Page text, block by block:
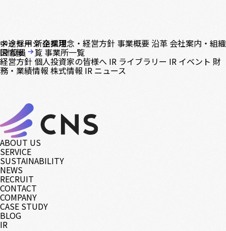
中途採用新卒採用
メッセージ企業理念・経営方針 事業概要 沿革 会社案内・組織
図役員一覧 事業所一覧
IR情報
経営方針 個人投資家の皆様へ IR ライブラリー IR イベント 財
務・業績情報 株式情報 IR ニュース
ABOUT US
SERVICE
SUSTAINABILITY
NEWS
RECRUIT
CONTACT
COMPANY
CASE STUDY
BLOG
IR